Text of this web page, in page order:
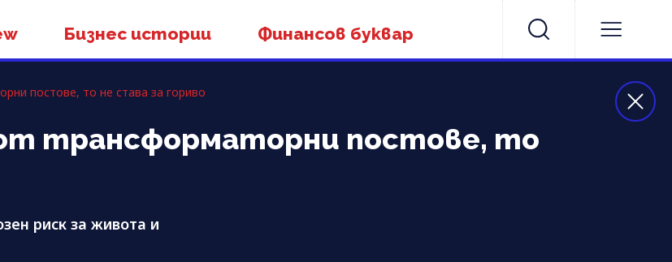
Бизнес истории Финансов буквар
постове, то не става за гориво
трансформаторни постове, то
риск за живота и